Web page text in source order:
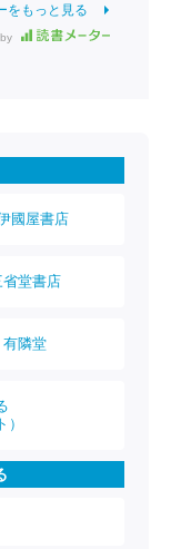
をもっと見る
國屋書店
省堂書店
有隣堂